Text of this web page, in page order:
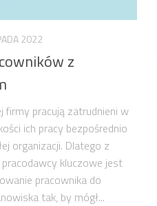
2022
z
firmy pracują zatrudnieni w
ich pracy bezpośrednio
organizacji. Dlatego z
kluczowe jest
pracownika do
tak, by mógł...